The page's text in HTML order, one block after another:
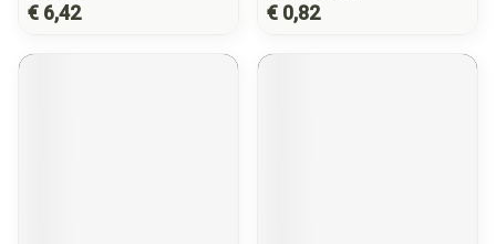
€ 6,42 € 0,82